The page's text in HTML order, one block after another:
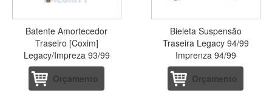
Batente Amortecedor
Traseiro [Coxim]
Legacy/Impreza 93/99
Orçamento
Bieleta Suspensão
Traseira Legacy 94/99
Imprenza 94/99
Orçamento